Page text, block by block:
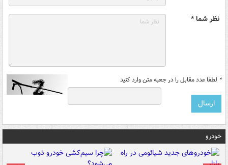
نظر شما *
* لطفا عدد مقابل را در جعبه متن وارد کنید
خودرو